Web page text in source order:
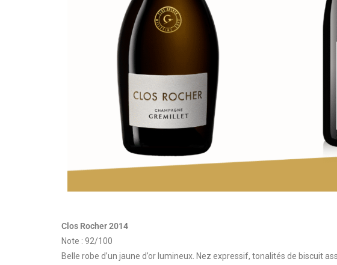
Clos Rocher 2014
Note : 92/100
Belle robe d’un jaune d’or lumineux. Nez expressif, tonalités de biscuit